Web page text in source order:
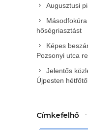
Augusztusi
hőségriasztást
Képes
Pozsonyi utca
Jelentős
Újpesten
Címkefelhő